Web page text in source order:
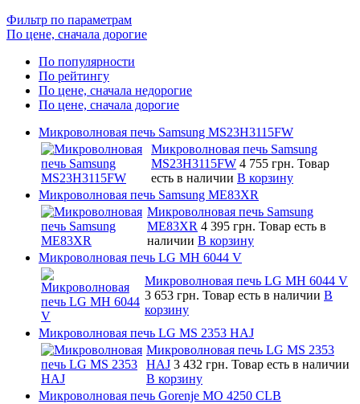
Фильтр по параметрам
По цене, сначала дорогие
По популярности
По рейтингу
По цене, сначала недорогие
По цене, сначала дорогие
Микроволновая печь Samsung MS23H3115FW
Микроволновая печь Samsung
MS23H3115FW 4 755 грн. Товар
есть в наличии В корзину
Микроволновая печь Samsung ME83XR
Микроволновая печь Samsung
ME83XR 4 395 грн. Товар есть в
наличии В корзину
Микроволновая печь LG MH 6044 V
Микроволновая печь LG MH 6044 V
3 653 грн. Товар есть в наличии В
корзину
Микроволновая печь LG MS 2353 HAJ
Микроволновая печь LG MS 2353
HAJ 3 432 грн. Товар есть в наличии
В корзину
Микроволновая печь Gorenje MO 4250 CLB